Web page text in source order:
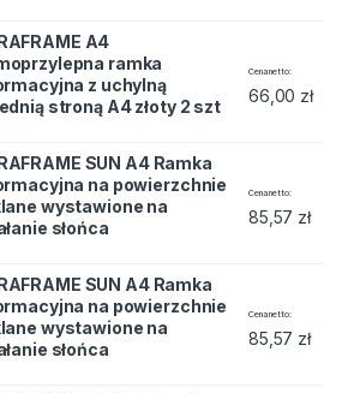
ramka informacyjna z
A4
ramka
z uchylną
stroną A4 złoty 2 szt
Cena netto
66,00 zł
Ramka informacyjna na
SUN A4 Ramka
na powierzchnie
wystawione na
słońca
Cena netto
85,57 zł
Ramka informacyjna na
SUN A4 Ramka
na powierzchnie
wystawione na
słońca
Cena netto
85,57 zł